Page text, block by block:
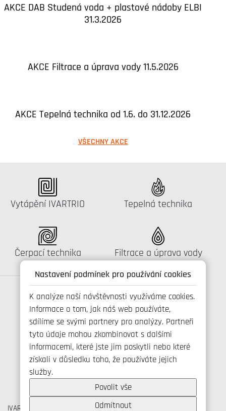
Nastavení podmínek pro používání cookies
K analýze naší návštěvnosti využíváme cookies.
Informace o tom, jak náš web používáte,
sdílíme se svými partnery pro analýzy. Partneři
tyto údaje mohou zkombinovat s dalšími
informacemi, které jste jim poskytli nebo které
získali v důsledku toho, že používáte jejich
služby.
Povolit vše
Odmítnout
AKCE DAB Studená voda + plastové nádoby ELBI
31.3.2026
AKCE Filtrace a úprava vody 11.5.2026
AKCE Tepelná technika od 1.6. do 31.12.2026
VŠECHNY AKCE
Katalog:
Vytápění IVARTRIO Katalog:
Tepelná technika
Katalog:
Čerpací technika Katalog:
Filtrace a úprava vody
Spojte se s námi
+420 800 173 965
Ochrana osobních udajů
Cookies
IVAR CS spol. s r.o., Velvarská 9, Podhořany, 277 51 Nelahozeves